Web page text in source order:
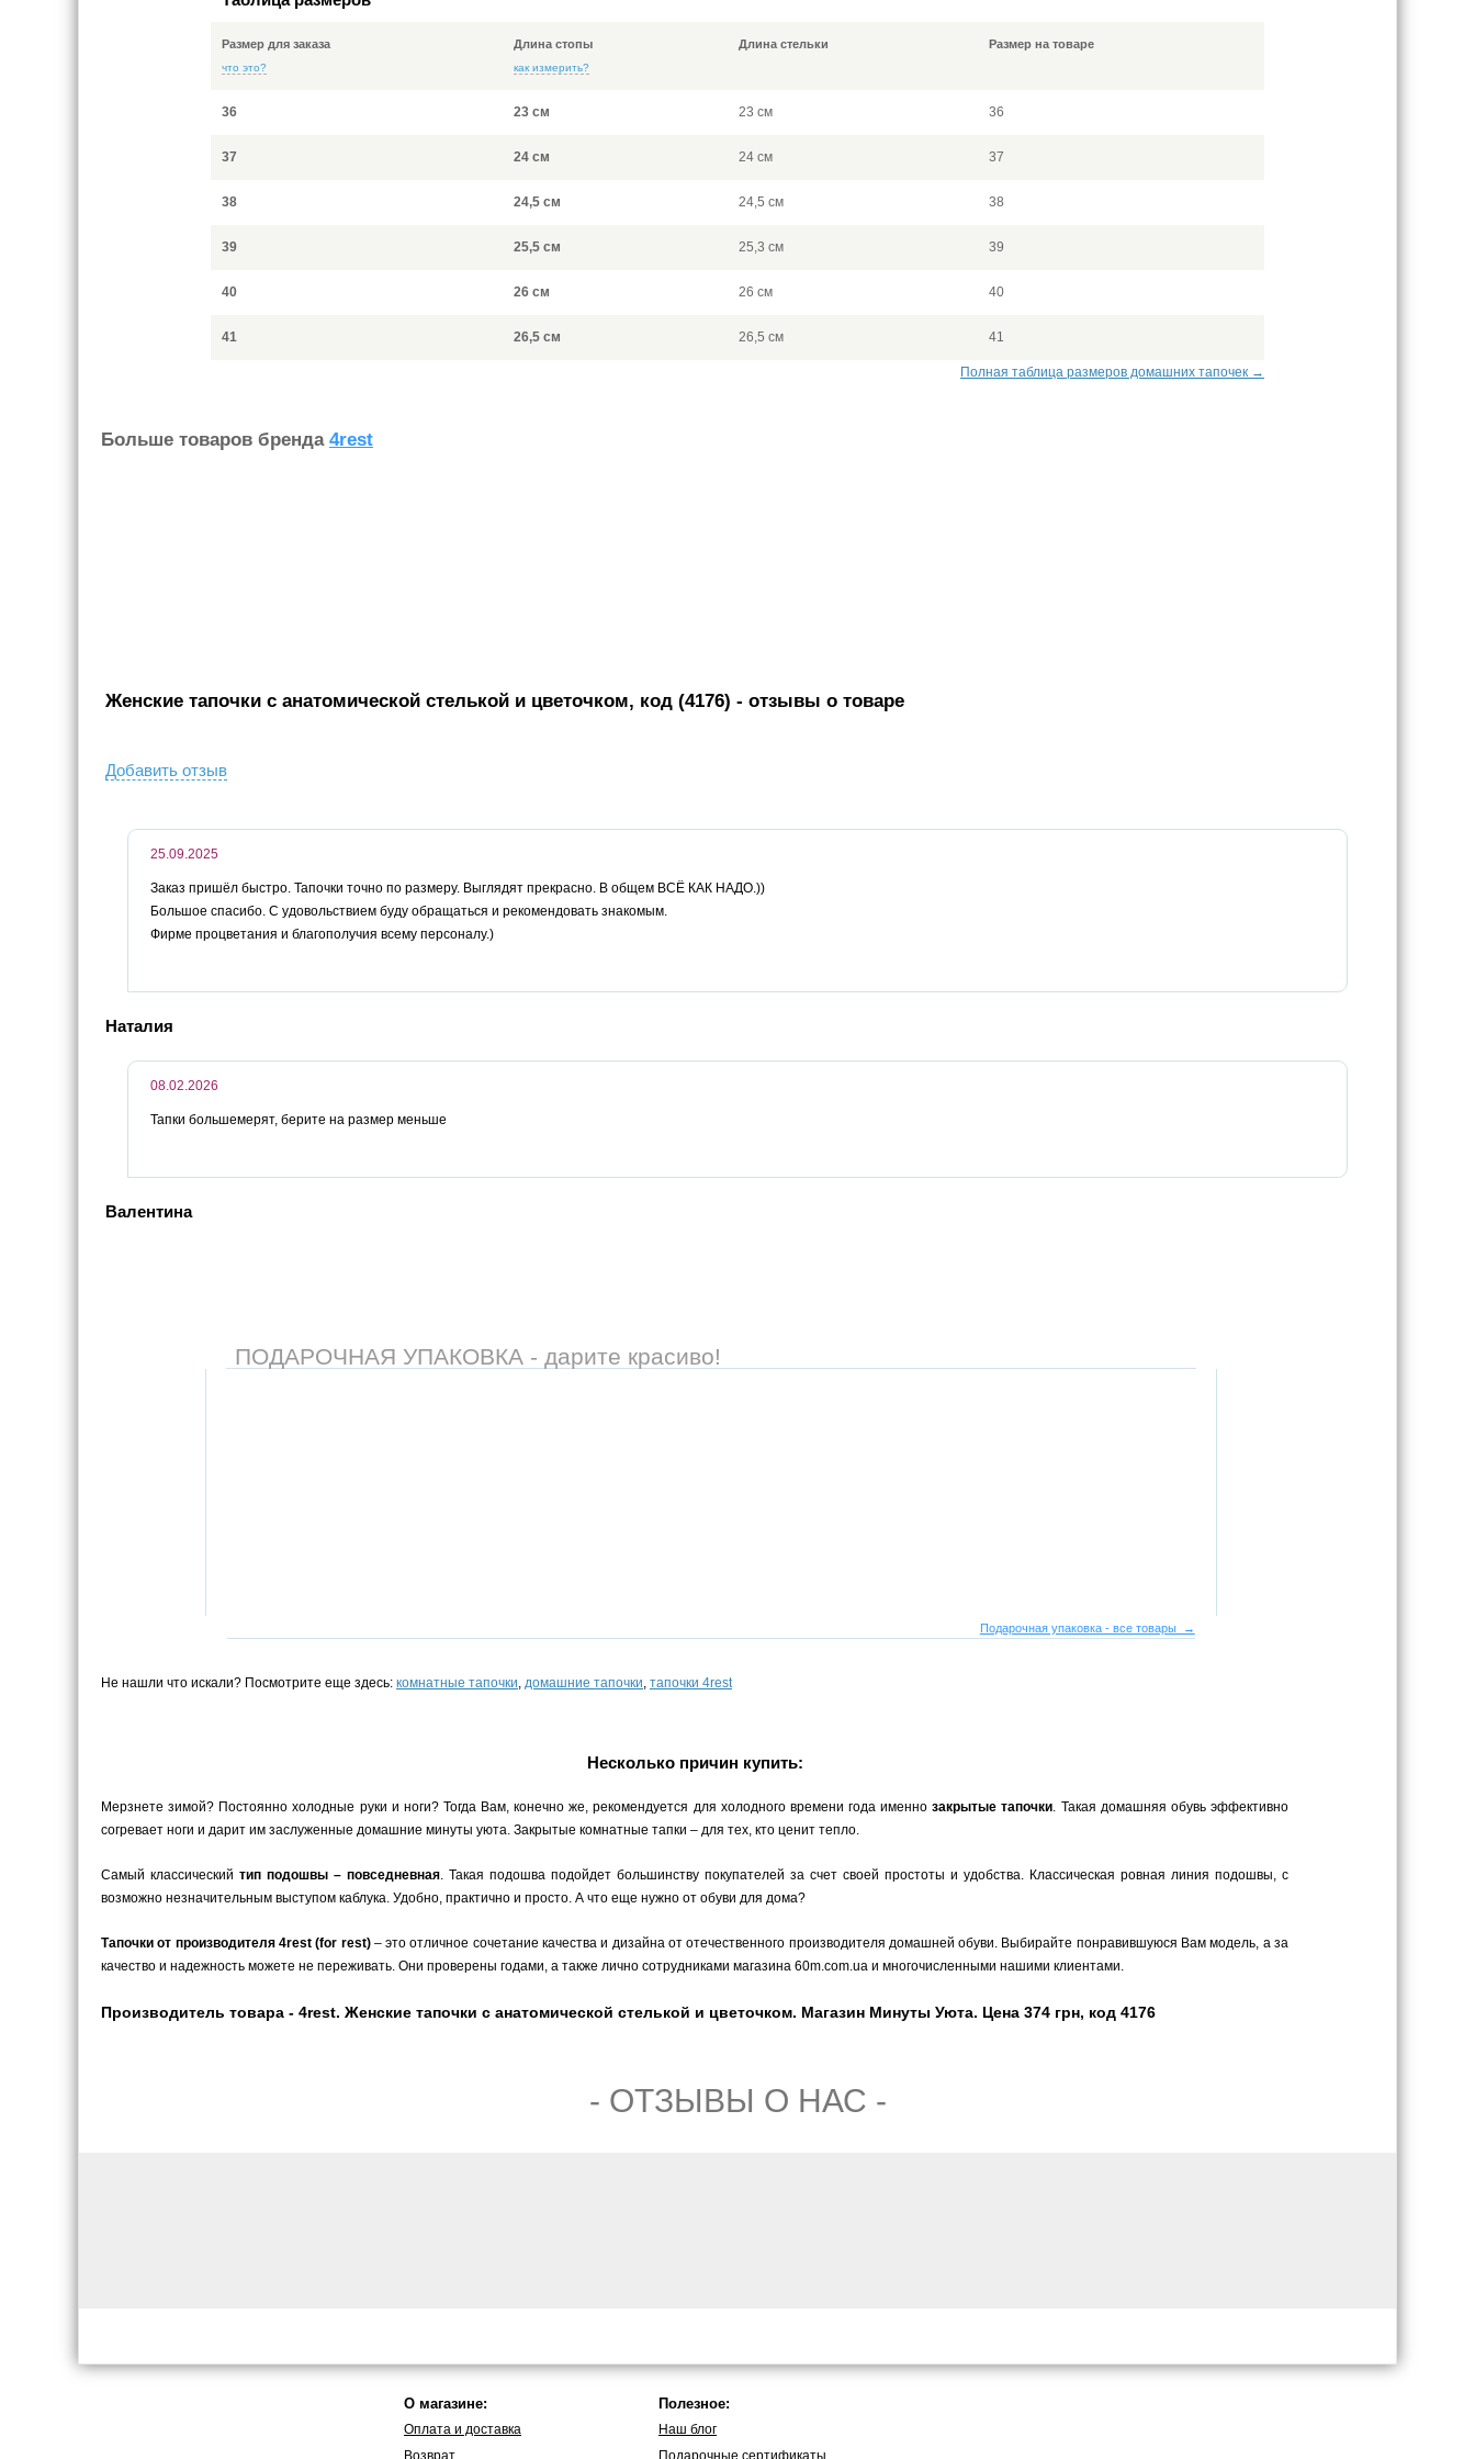
Размер для заказа
что это?
Длина стопы
как измерить?
Длина стельки Размер на товаре
36 23 см 23 см 36
37 24 см 24 см 37
38 24,5 см 24,5 см 38
39 25,5 см 25,3 см 39
40 26 см 26 см 40
41 26,5 см 26,5 см 41
Полная таблица размеров домашних тапочек →
Больше товаров бренда 4rest
Женские тапочки с анатомической стелькой и цветочком, код (4176) - отзывы о товаре
Добавить отзыв
25.09.2025
Заказ пришёл быстро. Тапочки точно по размеру. Выглядят прекрасно. В общем ВСЁ КАК НАДО.))
Большое спасибо. С удовольствием буду обращаться и рекомендовать знакомым.
Фирме процветания и благополучия всему персоналу.)
Наталия
08.02.2026
Тапки большемерят, берите на размер меньше
Валентина
ПОДАРОЧНАЯ УПАКОВКА - дарите красиво!
Подарочная упаковка - все товары →
Не нашли что искали? Посмотрите еще здесь: комнатные тапочки, домашние тапочки, тапочки 4rest
Несколько причин купить:
Мерзнете зимой? Постоянно холодные руки и ноги? Тогда Вам, конечно же, рекомендуется для холодного времени года именнозакрытые тапочки. Такая домашняя обувь эффективно
согревает ноги и дарит им заслуженные домашние минуты уюта. Закрытые комнатные тапки – для тех, кто ценит тепло.
Самый классический тип подошвы – повседневная. Такая подошва подойдет большинству покупателей за счет своей простоты и удобства. Классическая ровная линия подошвы, с
возможно незначительным выступом каблука. Удобно, практично и просто. А что еще нужно от обуви для дома?
Тапочки от производителя 4rest (for rest)– это отличное сочетание качества и дизайна от отечественного производителя домашней обуви. Выбирайте понравившуюся Вам модель, а за
качество и надежность можете не переживать. Они проверены годами, а также лично сотрудниками магазина 60m.com.ua и многочисленными нашими клиентами.
Производитель товара - 4rest. Женские тапочки с анатомической стелькой и цветочком. Магазин Минуты Уюта. Цена 374 грн, код 4176
- ОТЗЫВЫ О НАС -
О магазине:
Оплата и доставка
Возврат
Полезное:
Наш блог
Подарочные сертификаты